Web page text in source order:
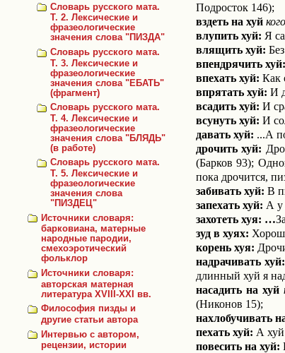
Словарь русского мата.
Т. 2. Лексические и
фразеологические
значения слова "ПИЗДА"
Словарь русского мата.
Т. 3. Лексические и
фразеологические
значения слова "ЕБАТЬ"
(фрагмент)
Словарь русского мата.
Т. 4. Лексические и
фразеологические
значения слова "БЛЯДЬ"
(в работе)
Словарь русского мата.
Т. 5. Лексические и
фразеологические
значения слова
"ПИЗДЕЦ"
Источники словаря:
барковиана, матерные
народные пародии,
смехоэротический
фольклор
Источники словаря:
авторская матерная
литература XVIII-XXI вв.
Философия пизды и
другие статьи автора
Интервью с автором,
рецензии, истории
Подросток 146);
вздеть на хуй кого
влупить хуй: Я
влящить хуй:
впендрячить хуй:
впехать хуй: Как
впрятать хуй: И
всадить хуй: И
всунуть хуй: И
давать хуй: ...А
дрочить хуй:
(Барков 93);
пока дрочится,
забивать хуй: В
запехать хуй: А у
захотеть хуя: …
зуд в хуях:
корень хуя:
надрачивать хуй:
длинный хуй я
насадить на хуй
(Никонов 15);
нахлобучивать
пехать хуй: А хуй
повесить на хуй: